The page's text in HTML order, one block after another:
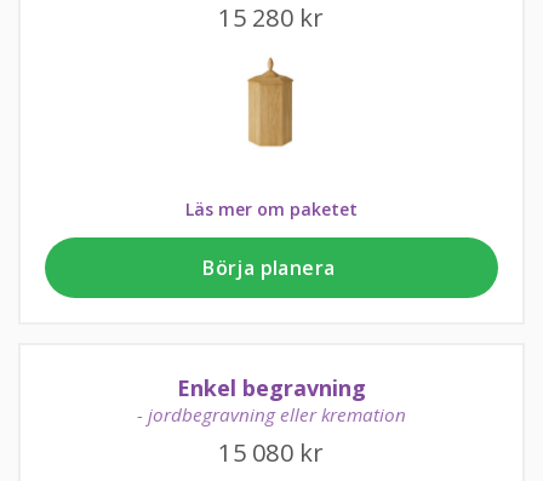
15 280 kr
Läs mer om paketet
Börja planera
Enkel begravning
- jordbegravning eller kremation
15 080 kr